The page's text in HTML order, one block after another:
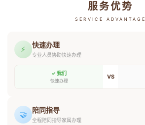
服务优势
SERVICE ADVANTAGE
⚡ 快速办理
专业人员协助快速办理
✓ 我们
快速办理
VS
🤝 陪同指导
全程陪同指导家属办理